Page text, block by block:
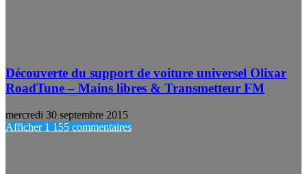
Découverte du support de voiture universel Olixar
RoadTune – Mains libres & Transmetteur FM
mercredi 30 septembre 2015
Afficher 1 155 commentaires